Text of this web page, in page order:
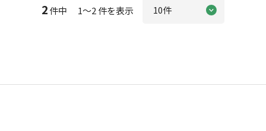
2件中 1～2 件を表示